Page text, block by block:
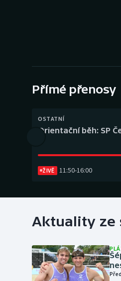
Přímé přenosy
OSTATNÍ
Orientační běh: SP
ŽIVĚ 11:50-16:00
Aktuality ze